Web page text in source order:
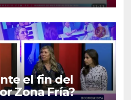
el fin del
Zona Fría?